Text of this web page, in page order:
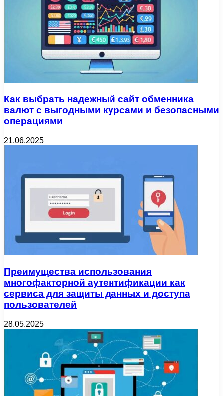
Как выбрать надежный сайт обменника
валют с выгодными курсами и безопасными
операциями
21.06.2025
Преимущества использования
многофакторной аутентификации как
сервиса для защиты данных и доступа
пользователей
28.05.2025